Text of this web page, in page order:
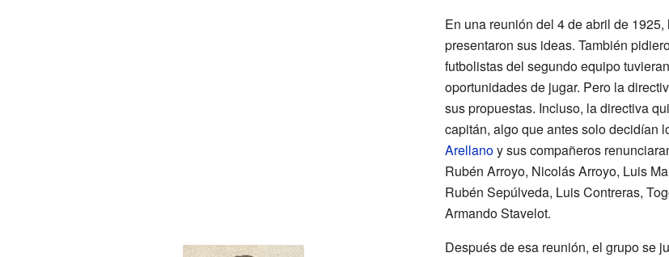
En una reunión del 4 de abril de
presentaron sus ideas. También
futbolistas del segundo equipo
oportunidades de jugar. Pero la
sus propuestas. Incluso, la directiva
capitán, algo que antes solo decidían
Arellanoy sus compañeros
Rubén Arroyo, Nicolás Arroyo, Luis
Rubén Sepúlveda, Luis Contreras,
Armando Stavelot.
Después de esa reunión, el grupo se